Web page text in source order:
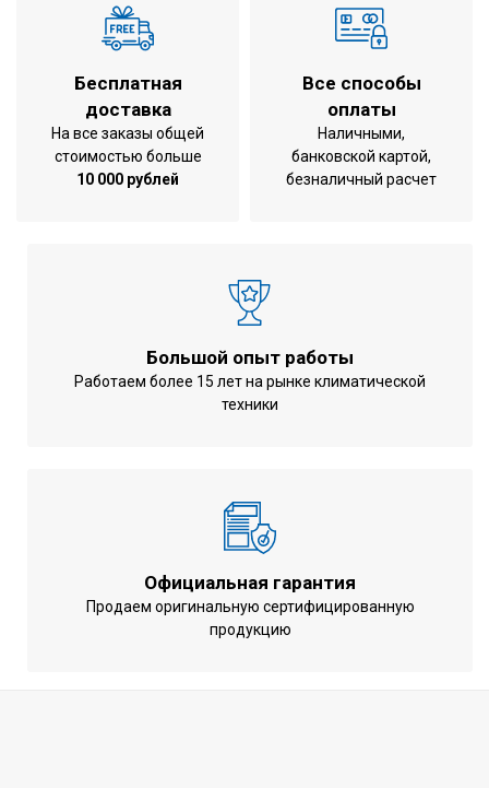
Бесплатная
доставка
На все заказы общей
стоимостью больше
10 000 рублей
Все способы
оплаты
Наличными,
банковской картой,
безналичный расчет
Большой опыт работы
Работаем более 15 лет на рынке климатической
техники
Официальная гарантия
Продаем оригинальную сертифицированную
продукцию